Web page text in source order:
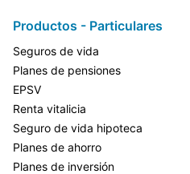
Productos - Particulares
Seguros de vida
Planes de pensiones
EPSV
Renta vitalicia
Seguro de vida hipoteca
Planes de ahorro
Planes de inversión